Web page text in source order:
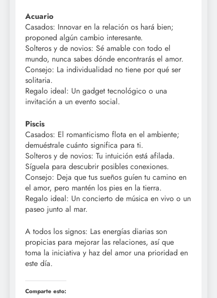
Acuario
Casados: Innovar en la relación os hará bien;
proponed algún cambio interesante.
Solteros y de novios: Sé amable con todo el
mundo, nunca sabes dónde encontrarás el amor.
Consejo: La individualidad no tiene por qué ser
solitaria.
Regalo ideal: Un gadget tecnológico o una
invitación a un evento social.
Piscis
Casados: El romanticismo flota en el ambiente;
demuéstrale cuánto significa para ti.
Solteros y de novios: Tu intuición está afilada.
Síguela para descubrir posibles conexiones.
Consejo: Deja que tus sueños guíen tu camino en
el amor, pero mantén los pies en la tierra.
Regalo ideal: Un concierto de música en vivo o un
paseo junto al mar.
A todos los signos: Las energías diarias son
propicias para mejorar las relaciones, así que
toma la iniciativa y haz del amor una prioridad en
este día.
Comparte esto: